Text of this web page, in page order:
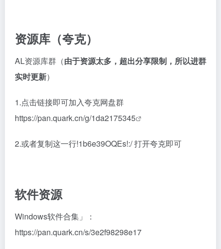
资源库 （夸克）
AL资源库群（由于资源太多，超出分享限制，所以进群
实时更新）
1.点击链接即可加入夸克网盘群
https://pan.quark.cn/g/1da2175345
2.或者复制这一行!1b6e39OQEs!:/ 打开夸克即可
软件资源
Windows软件合集」：
https://pan.quark.cn/s/3e2f98298e17